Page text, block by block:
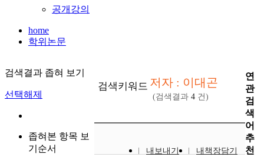
공개강의
home
학위논문
검색결과 좁혀 보기
선택해제
좁혀본 항목 보
기순서
검색키워드 저자 : 이대곤
(검색결과 4 건)
내보내기
내책장담기
연
관
검
색
어
추
천